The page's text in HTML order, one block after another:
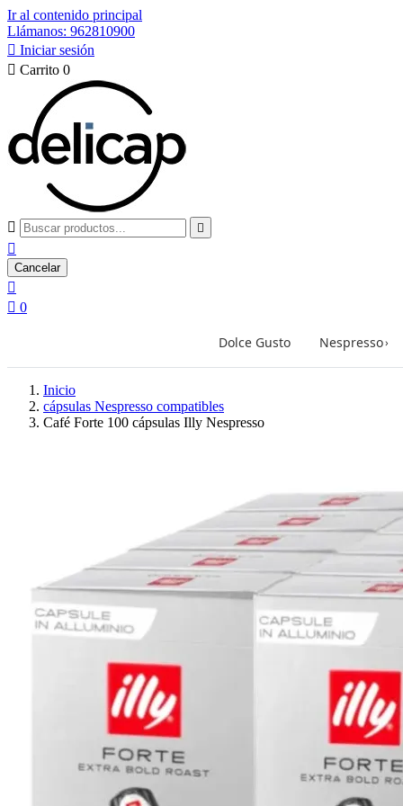
Ir al contenido principal
Llámanos: 962810900
 Iniciar sesión
 Carrito 0
 

Cancelar

 0
Dolce Gusto Nespresso›
Inicio
cápsulas Nespresso compatibles
Café Forte 100 cápsulas Illy Nespresso